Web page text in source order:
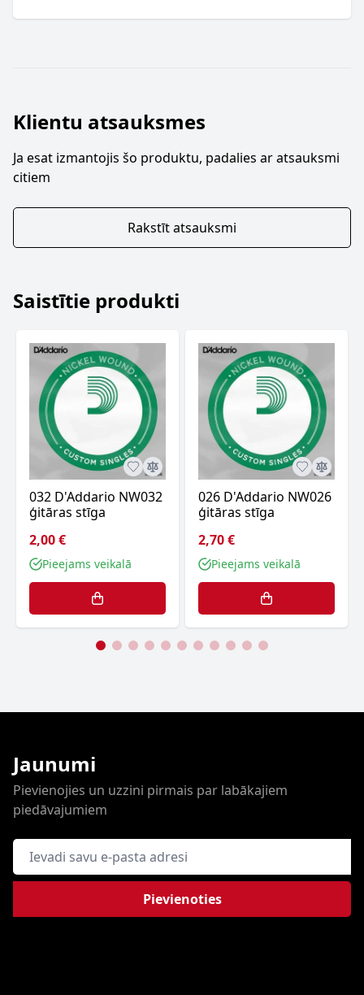
Klientu atsauksmes
Ja esat izmantojis šo produktu, padalies ar atsauksmi
citiem
Rakstīt atsauksmi
Saistītie produkti
032 D'Addario NW032
ģitāras stīga
2,00 €
Pieejams veikalā
026 D'Addario NW026
ģitāras stīga
2,70 €
Pieejams veikalā
Jaunumi
Pievienojies un uzzini pirmais par labākajiem
piedāvajumiem
E-pasta adrese
Pievienoties